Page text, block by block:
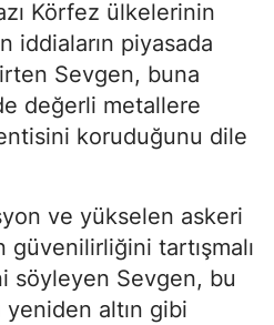
Körfez ülkelerinin
iddiaların piyasada
Sevgen, buna
değerli metallere
koruduğunu dile
ve yükselen askeri
güvenilirliğini tartışmalı
söyleyen Sevgen, bu
yeniden altın gibi